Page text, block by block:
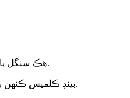
هڪ سنگل يا ڊبل لپيٽيل بينڊ ترتيب رکي سگھي ٿو.
بينڊ ڪلمپس ڪنهن به شڪل يا شڪل تي ٺاهي سگھجن ٿا.